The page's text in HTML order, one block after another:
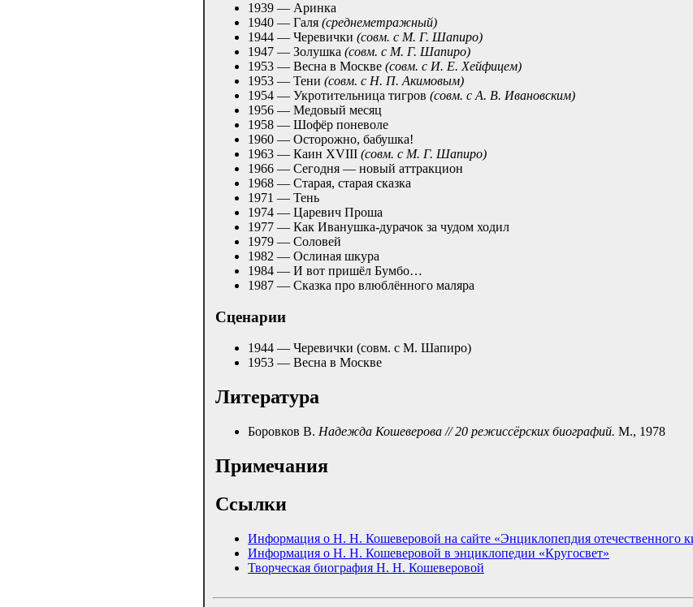
1939 — Аринка
1940 — Галя (среднеметражный)
1944 — Черевички (совм. с М. Г. Шапиро)
1947 — Золушка (совм. с М. Г. Шапиро)
1953 — Весна в Москве (совм. с И. Е. Хейфицем)
1953 — Тени (совм. с Н. П. Акимовым)
1954 — Укротительница тигров (совм. с А. В. Ивановским)
1956 — Медовый месяц
1958 — Шофёр поневоле
1960 — Осторожно, бабушка!
1963 — Каин XVIII (совм. с М. Г. Шапиро)
1966 — Сегодня — новый аттракцион
1968 — Старая, старая сказка
1971 — Тень
1974 — Царевич Проша
1977 — Как Иванушка-дурачок за чудом ходил
1979 — Соловей
1982 — Ослиная шкура
1984 — И вот пришёл Бумбо…
1987 — Сказка про влюблённого маляра
Сценарии
1944 — Черевички (совм. с М. Шапиро)
1953 — Весна в Москве
Литература
Боровков В. Надежда Кошеверова // 20 режиссёрских биографий. М., 1978
Примечания
Ссылки
Информация о Н. Н. Кошеверовой на сайте «Энциклопепдия отечественного
Информация о Н. Н. Кошеверовой в энциклопедии «Кругосвет»
Творческая биография Н. Н. Кошеверовой